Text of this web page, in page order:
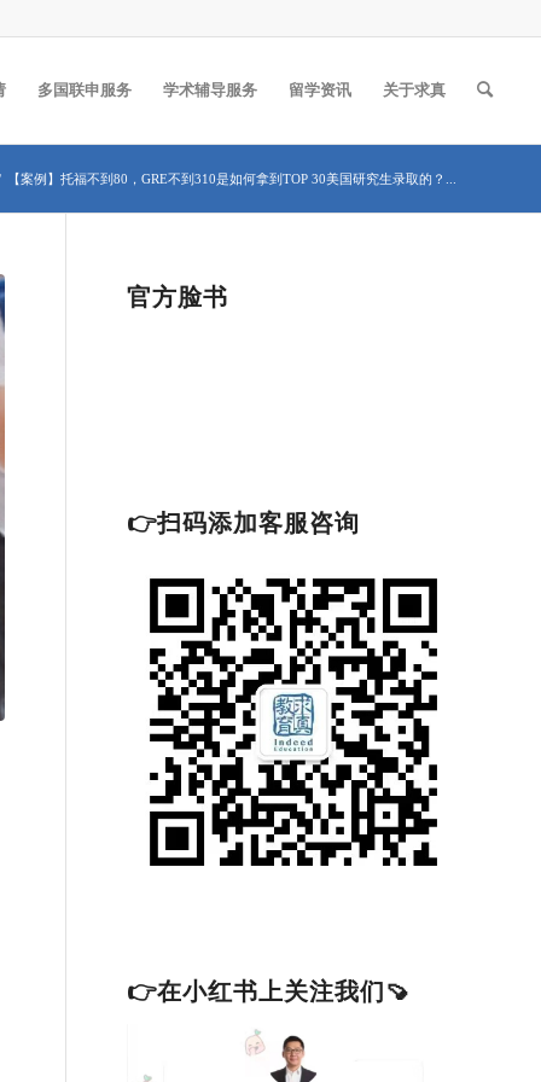
多国联申服务 学术辅导服务 留学资讯 关于求真
【案例】托福不到80，GRE不到310是如何拿到TOP 30美国研究生录取的？...
官方脸书
👉扫码添加客服咨询
👉在小红书上关注我们🍠